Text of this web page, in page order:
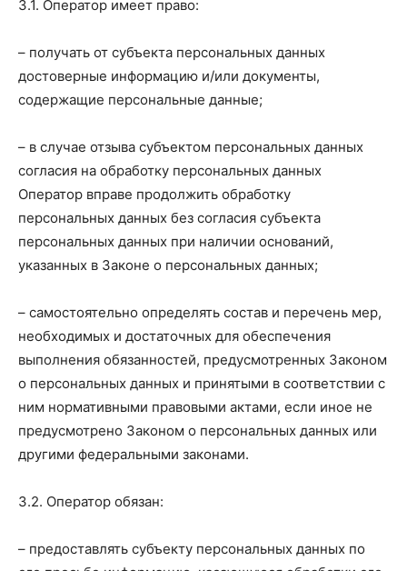
3.1. Оператор имеет право:
– получать от субъекта персональных данных
достоверные информацию и/или документы,
содержащие персональные данные;
– в случае отзыва субъектом персональных данных
согласия на обработку персональных данных
Оператор вправе продолжить обработку
персональных данных без согласия субъекта
персональных данных при наличии оснований,
указанных в Законе о персональных данных;
– самостоятельно определять состав и перечень мер,
необходимых и достаточных для обеспечения
выполнения обязанностей, предусмотренных Законом
о персональных данных и принятыми в соответствии с
ним нормативными правовыми актами, если иное не
предусмотрено Законом о персональных данных или
другими федеральными законами.
3.2. Оператор обязан:
– предоставлять субъекту персональных данных по